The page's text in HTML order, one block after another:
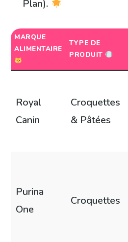
Plan).
MARQUE
ALIMENTAIRE
TYPE DE
PRODUIT
Royal
Canin
Croquettes
& Pâtées
Purina
One
Croquettes